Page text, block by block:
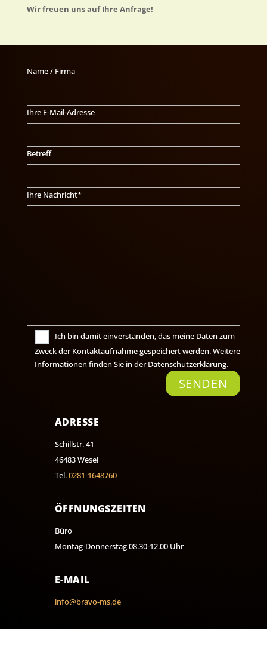
Wir freuen uns auf Ihre Anfrage!
Name / Firma
Ihre E-Mail-Adresse
Bitte lasse dieses Feld leer.
Betreff
Ihre Nachricht*
Ich bin damit einverstanden, das meine Daten zum
Zweck der Kontaktaufnahme gespeichert werden. Weitere
Informationen finden Sie in der Datenschutzerklärung.
ADRESSE
Schillstr. 41
46483 Wesel
Tel.0281-1648760
ÖFFNUNGSZEITEN
Büro
Montag-Donnerstag 08.30-12.00 Uhr
E-MAIL
info@bravo-ms.de